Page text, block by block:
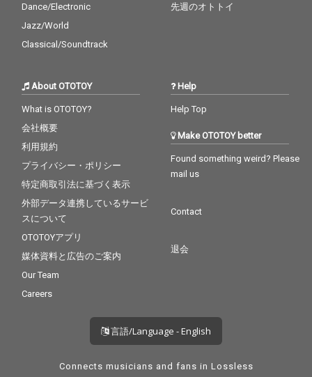
Dance/Electronic
Jazz/World
Classical/Soundtrack
先週のオトトイ
About OTOTOY
What is OTOTOY?
会社概要
利用規約
プライバシー・ポリシー
特定商取引法に基づく表示
外部データ連携しているサービ
スについて
OTOTOYアプリ
媒体資料と広告のご案内
Our Team
Careers
Help
Help Top
Make OTOTOY better
Found something weird? Please
mail us
Contact
退会
言語/Language - English
Connects musicians and fans in Lossless